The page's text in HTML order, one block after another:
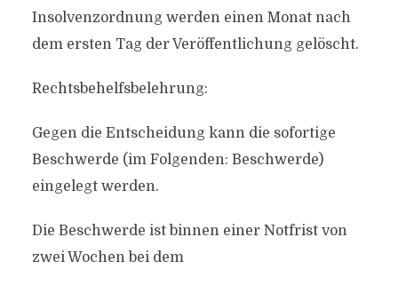
Insolvenzordnung werden einen Monat nach
dem ersten Tag der Veröffentlichung gelöscht.
Rechtsbehelfsbelehrung:
Gegen die Entscheidung kann die sofortige
Beschwerde (im Folgenden: Beschwerde)
eingelegt werden.
Die Beschwerde ist binnen einer Notfrist von
zwei Wochen bei dem